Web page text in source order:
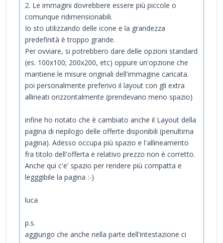
2. Le immagini dovrebbere essere più piccole o
comunque ridimensionabili.
Io sto utilizzando delle icone e la grandezza
predefinità è troppo grande.
Per ovviare, si potrebbero dare delle opzioni standard
(es. 100x100; 200x200, etc) oppure un'opzione che
mantiene le misure originali dell'immagine caricata.
poi personalmente preferivo il layout con gli extra
allineati orizzontalmente (prendevano meno spazio)
infine ho notato che è cambiato anche il Layout della
pagina di riepilogo delle offerte disponibili (penultima
pagina). Adesso occupa più spazio e l'allineamento
fra titolo dell'offerta e relativo prezzo non è corretto.
Anche qui c'e' spazio per rendere più compatta e
legggibile la pagina :-)
luca
p.s.
aggiungo che anche nella parte dell'intestazione ci